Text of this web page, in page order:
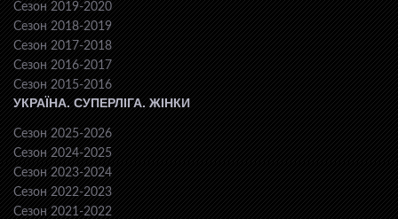
Сезон 2019-2020
Сезон 2018-2019
Сезон 2017-2018
Сезон 2016-2017
Сезон 2015-2016
УКРАЇНА. СУПЕРЛІГА. ЖІНКИ
Сезон 2025-2026
Сезон 2024-2025
Сезон 2023-2024
Сезон 2022-2023
Сезон 2021-2022